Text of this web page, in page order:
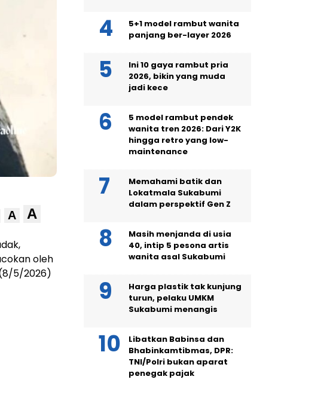
A A
oleh
(8/5/2026)
5+1 model rambut wanita
panjang ber-layer 2026
Ini 10 gaya rambut pria
2026, bikin yang muda
jadi kece
5 model rambut pendek
wanita tren 2026: Dari Y2K
hingga retro yang low-
maintenance
Memahami batik dan
Lokatmala Sukabumi
dalam perspektif Gen Z
Masih menjanda di usia
40, intip 5 pesona artis
wanita asal Sukabumi
Harga plastik tak kunjung
turun, pelaku UMKM
Sukabumi menangis
Libatkan Babinsa dan
Bhabinkamtibmas, DPR:
TNI/Polri bukan aparat
penegak pajak